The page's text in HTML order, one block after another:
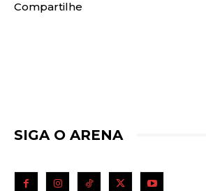
Compartilhe
SIGA O ARENA